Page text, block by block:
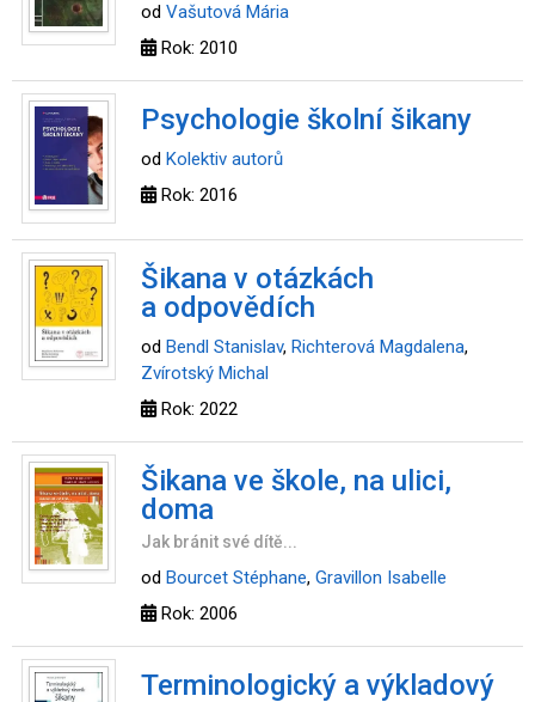
od Vašutová Mária
Rok: 2010
Psychologie školní šikany
od Kolektiv autorů
Rok: 2016
Šikana v otázkách
a odpovědích
od Bendl Stanislav, Richterová Magdalena,
Zvírotský Michal
Rok: 2022
Šikana ve škole, na ulici,
doma
Jak bránit své dítě...
od Bourcet Stéphane, Gravillon Isabelle
Rok: 2006
Terminologický a výkladový